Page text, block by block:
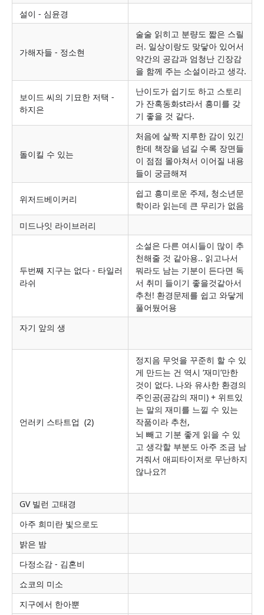
설이 - 심윤경
가해자들 - 정소현
술술 읽히고 분량도 짧은 스릴
러. 일상이랑도 맞닿아 있어서
약간의 공감과 엄청난 긴장감
을 함께 주는 소설이라고 생각.
보이드 씨의 기묘한 저택 -
하지은
난이도가 쉽기도 하고 스토리
가 잔혹동화st라서 흥미를 갖
기 좋을 것 같다.
돌이킬 수 있는
처음에 살짝 지루한 감이 있긴
한데 책장을 넘길 수록 장면들
이 점점 몰아쳐서 이어질 내용
들이 궁금해져
위저드베이커리
쉽고 흥미로운 주제, 청소년문
학이라 읽는데 큰 무리가 없음
미드나잇 라이브러리
두번째 지구는 없다 - 타일러
라쉬
소설은 다른 여시들이 많이 추
천해줄 것 같아용.. 읽고나서
뭐라도 남는 기분이 든다면 독
서 취미 들이기 좋을것같아서
추천! 환경문제를 쉽고 와닿게
풀어뒀어용
자기 앞의 생
언러키 스타트업 (2)
정지음 무엇을 꾸준히 할 수 있
게 만드는 건 역시 ‘재미’만한
것이 없다. 나와 유사한 환경의
주인공(공감의 재미) + 위트있
는 말의 재미를 느낄 수 있는
작품이라 추천,
뇌 빼고 기분 좋게 읽을 수 있
고 생각할 부분도 아주 조금 남
겨줘서 애피타이저로 무난하지
않나요?!
GV 빌런 고태경
아주 희미란 빛으로도
밝은 밤
다정소감 - 김혼비
쇼코의 미소
지구에서 한아뿐